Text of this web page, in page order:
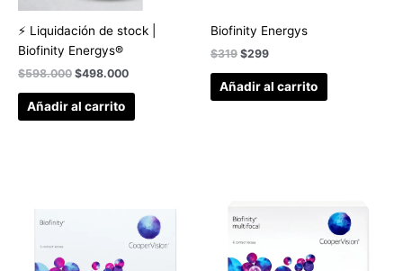
⚡ Liquidación de stock |
Biofinity Energys®
$598.000 $498.000
Añadir al carrito
Biofinity Energys
$319 $299
Añadir al carrito